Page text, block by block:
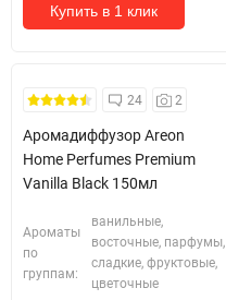
Купить в 1 клик
24 2
Аромадиффузор Areon
Home Perfumes Premium
Vanilla Black 150мл
Ароматы
по
группам:
ванильные,
восточные, парфумы,
сладкие, фруктовые,
цветочные